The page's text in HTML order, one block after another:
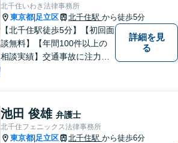
北千住いわき法律事務所
東京都 足立区 北千住駅 から徒歩5分
【北千住駅徒歩5分】【初回面
談無料】【年間100件以上の
相談実績】交通事故に注力し
間／休日対応可能】新たな生
活へと導けるよう、尽力しま
す。
詳細を見
る
池田 俊雄 弁護士
北千住フェニックス法律事務所
東京都 足立区 北千住駅 から徒歩6分